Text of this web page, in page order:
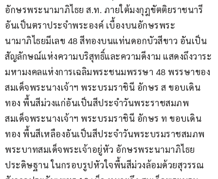
อักษรพระนามาภิไธย ส.ท. ภายใต้มงกุฎขัตติยราชนารี
อันเป็นตราประจำพระองค์ เบื้องบนอักษรพระ
นามาภิไธยมีเลข 48 สีทองบนแท่นดอกบัวสีขาว อันเป็น
สัญลักษณ์แห่งความบริสุทธิ์และความดีงาม แสดงถึงวาระ
มหามงคลแห่งการเฉลิมพระชนมพรรษา 48 พรรษาของ
สมเด็จพระนางเจ้าฯ พระบรมราชินี อักษร ส ขอบเดิน
ทอง พื้นสีม่วงแก่อันเป็นสีประจำวันพระราชสมภพ
สมเด็จพระนางเจ้าฯ พระบรมราชินี อักษร ท ขอบเดิน
ทอง พื้นสีเหลืองอันเป็นสีประจำวันพระบรมราชสมภพ
พระบาทสมเด็จพระเจ้าอยู่หัว อักษรพระนามาภิไธย
ประดิษฐาน ในกรอบรูปหัวใจพื้นสีม่วงล้อมด้วยสุวรรณ